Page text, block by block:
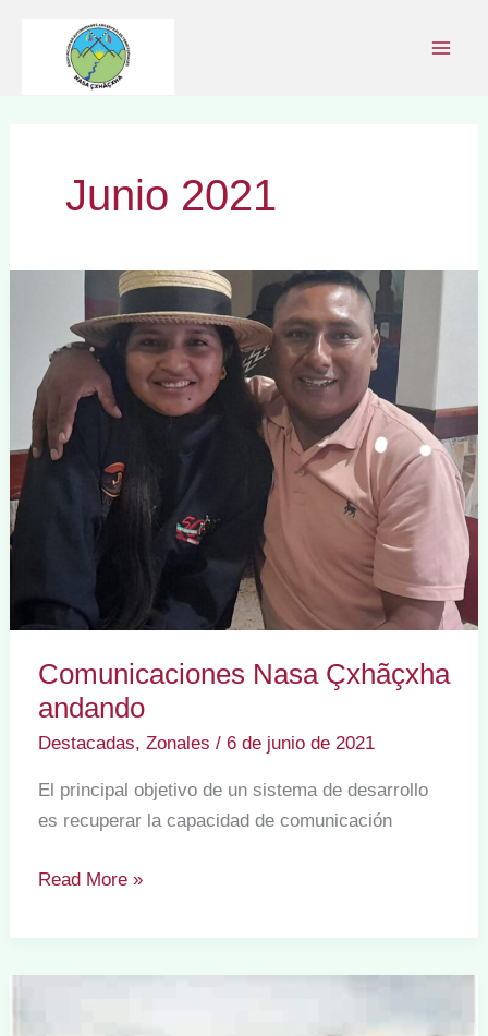
contenido
Junio 2021
Comunicaciones Nasa Çxhãçxha
andando
Destacadas, Zonales / 6 de junio de 2021
El principal objetivo de un sistema de desarrollo
es recuperar la capacidad de comunicación
Comunicaciones
Çxhãçxha
Read More »